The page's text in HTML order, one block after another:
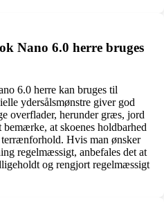
Nano 6.0 herre bruges
6.0 herre kan bruges til
ydersålsmønstre giver god
overflader, herunder græs, jord
at skoenes holdbarhed
Hvis man ønsker
regelmæssigt, anbefales det at
og rengjort regelmæssigt